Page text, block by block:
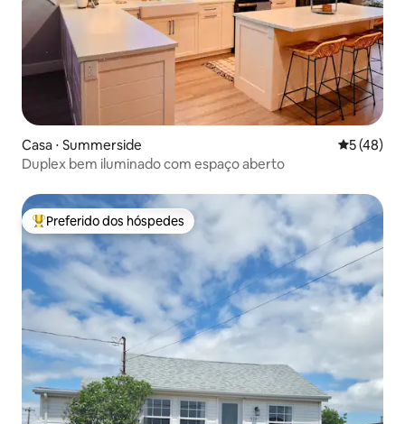
Casa ⋅ Summerside 5 de uma
5 (48)
Duplex bem iluminado com espaço aberto
Entre os melhores preferidos dos hóspedes
Preferido dos hóspedes